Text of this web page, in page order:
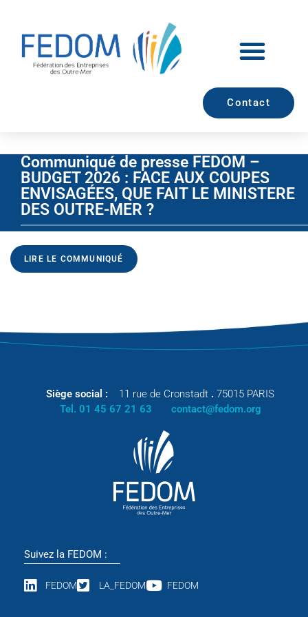
Contact
Communiqué de presse FEDOM –
BUDGET 2026 : FACE AUX COUPES
ENVISAGÉES, QUE FAIT LE MINISTERE
DES OUTRE-MER ?
LIRE LE COMMUNIQUÉ
Siège social : 11 rue de Cronstadt . 75015 PARIS
Tel. 01 45 67 21 63 contact@fedom.org
Suivez la FEDOM :
FEDOM LA_FEDOM FEDOM